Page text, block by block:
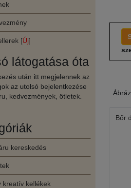
[Új]
látogatása óta
után itt megjelennek az
az utolsó bejelentkezése
kedvezmények, ötletek.
kereskedés
kreatív kellékek
Bőr